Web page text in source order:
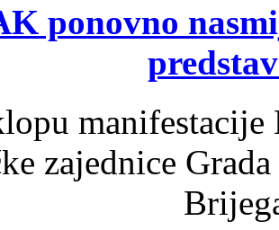
ponovno
zajednice